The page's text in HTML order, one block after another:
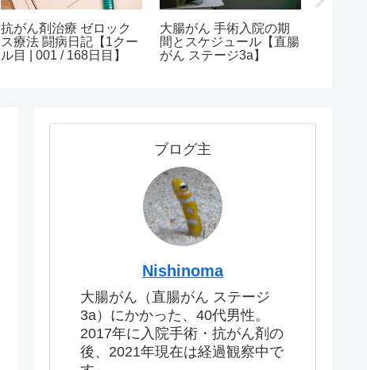
抗がん剤治療 ゼロック
ス療法 闘病日記【1クー
ル目 | 001 / 168日目】
大腸がん 手術入院の期
間とスケジュール【直腸
がん ステージ3a】
ブログ主
Nishinoma
大腸がん（直腸がん ステージ
3a）にかかった、40代男性。
2017年に入院手術・抗がん剤の
後、2021年現在は経過観察中で